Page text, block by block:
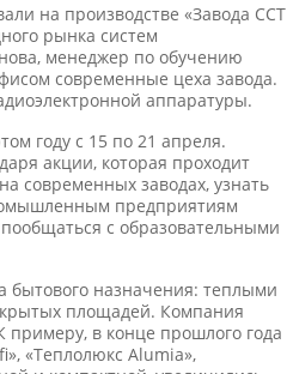
на производстве «Завода ССТ
рынка систем
менеджер по обучению
современные цеха завода.
аппаратуры.
году с 15 по 21 апреля.
акции, которая проходит
современных заводах, узнать
предприятиям
с образовательными
бытового назначения: теплыми
площадей. Компания
в конце прошлого года
«Теплолюкс Alumia»,